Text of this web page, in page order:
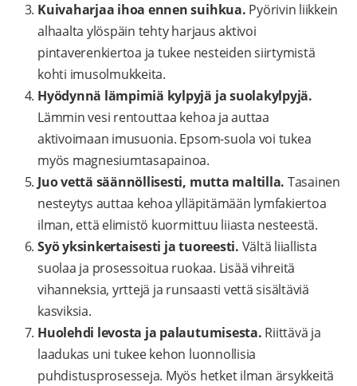
Kuivaharjaa ihoa ennen suihkua. Pyörivin liikkein
alhaalta ylöspäin tehty harjaus aktivoi
pintaverenkiertoa ja tukee nesteiden siirtymistä
kohti imusolmukkeita.
Hyödynnä lämpimiä kylpyjä ja suolakylpyjä.
Lämmin vesi rentouttaa kehoa ja auttaa
aktivoimaan imusuonia. Epsom-suola voi tukea
myös magnesiumtasapainoa.
Juo vettä säännöllisesti, mutta maltilla. Tasainen
nesteytys auttaa kehoa ylläpitämään lymfakiertoa
ilman, että elimistö kuormittuu liiasta nesteestä.
Syö yksinkertaisesti ja tuoreesti. Vältä liiallista
suolaa ja prosessoitua ruokaa. Lisää vihreitä
vihanneksia, yrttejä ja runsaasti vettä sisältäviä
kasviksia.
Huolehdi levosta ja palautumisesta. Riittävä ja
laadukas uni tukee kehon luonnollisia
puhdistusprosesseja. Myös hetket ilman ärsykkeitä